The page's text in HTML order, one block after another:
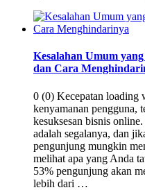
Kesalahan Umum
dan Cara
0 (0) Kecepatan loading
kenyamanan pengguna,
kesuksesan bisnis
adalah segalanya, dan
pengunjung mungkin
melihat apa yang Anda
53% pengunjung akan
lebih dari …